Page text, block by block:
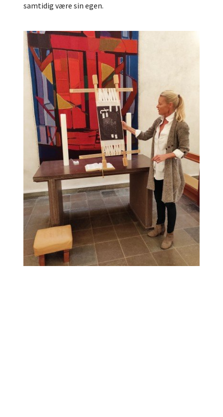
samtidig være sin egen.